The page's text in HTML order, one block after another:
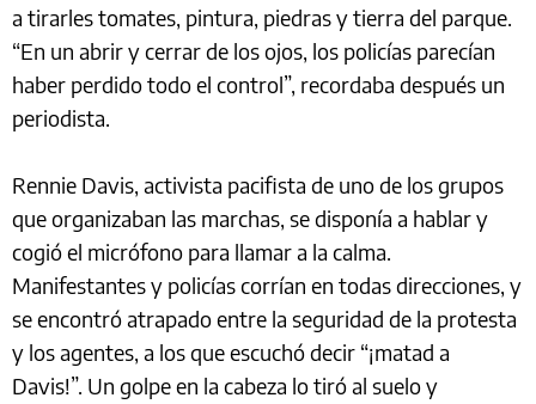
a tirarles tomates, pintura, piedras y tierra del parque.
“En un abrir y cerrar de los ojos, los policías parecían
haber perdido todo el control”, recordaba después un
periodista.
Rennie Davis, activista pacifista de uno de los grupos
que organizaban las marchas, se disponía a hablar y
cogió el micrófono para llamar a la calma.
Manifestantes y policías corrían en todas direcciones, y
se encontró atrapado entre la seguridad de la protesta
y los agentes, a los que escuchó decir “¡matad a
Davis!”. Un golpe en la cabeza lo tiró al suelo y